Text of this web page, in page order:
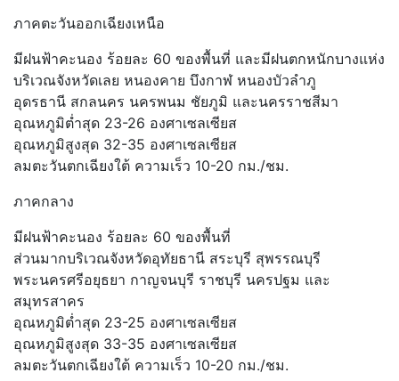
ภาคตะวันออกเฉียงเหนือ
มีฝนฟ้าคะนอง ร้อยละ 60 ของพื้นที่ และมีฝนตกหนักบางแห่ง
บริเวณจังหวัดเลย หนองคาย บึงกาฬ หนองบัวลำภู
อุดรธานี สกลนคร นครพนม ชัยภูมิ และนครราชสีมา
อุณหภูมิต่ำสุด 23-26 องศาเซลเซียส
อุณหภูมิสูงสุด 32-35 องศาเซลเซียส
ลมตะวันตกเฉียงใต้ ความเร็ว 10-20 กม./ชม.
ภาคกลาง
มีฝนฟ้าคะนอง ร้อยละ 60 ของพื้นที่
ส่วนมากบริเวณจังหวัดอุทัยธานี สระบุรี สุพรรณบุรี
พระนครศรีอยุธยา กาญจนบุรี ราชบุรี นครปฐม และ
สมุทรสาคร
อุณหภูมิต่ำสุด 23-25 องศาเซลเซียส
อุณหภูมิสูงสุด 33-35 องศาเซลเซียส
ลมตะวันตกเฉียงใต้ ความเร็ว 10-20 กม./ชม.